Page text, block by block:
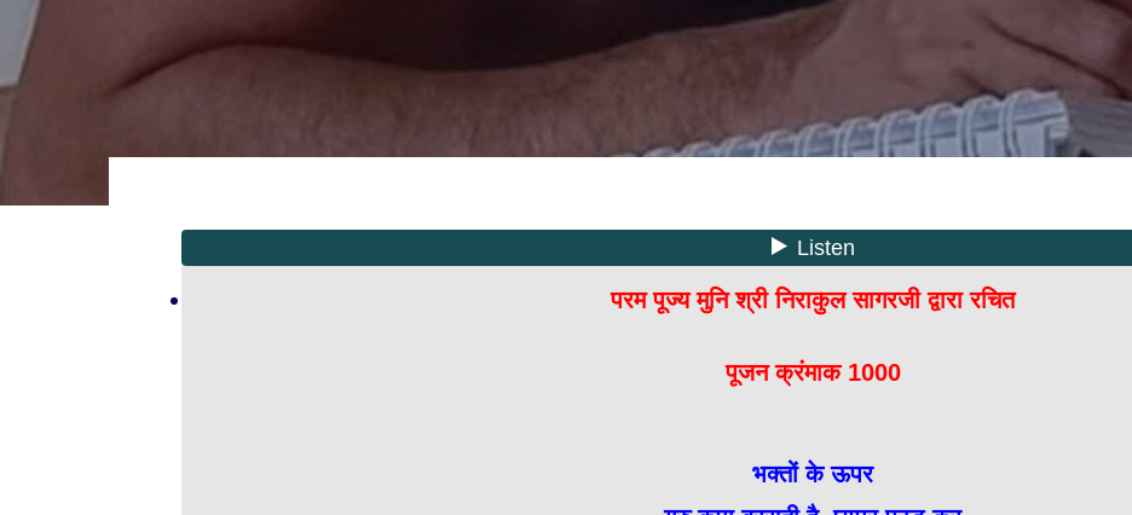
परम पूज्य मुनि श्री निराकुल सागरजी द्वारा रचित
पूजन क्रंमाक 1000
भक्तों के ऊपर